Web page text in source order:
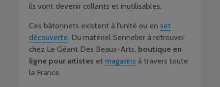
ils vont devenir collants et inutilisables.
Ces bâtonnets existent à l’unité ou en set
découverte. Du matériel Sennelier à retrouver
chez Le Géant Des Beaux-Arts, boutique en
ligne pour artistes et magasins à travers toute
la France.